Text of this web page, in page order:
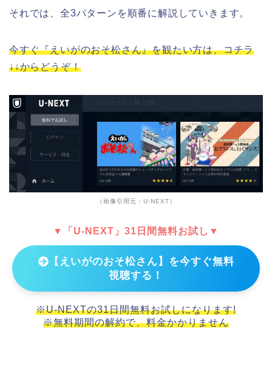
それでは、全3パターンを順番に解説していきます。
今すぐ『えいがのおそ松さん』を観たい方は、コチラ
↓↓からどうぞ！
（画像引用元：U-NEXT）
▼「U-NEXT」31日間無料お試し▼
【えいがのおそ松さん】を今すぐ無料
視聴する！
※U-NEXTの31日間無料お試しになります!
※無料期間の解約で、料金かかりません